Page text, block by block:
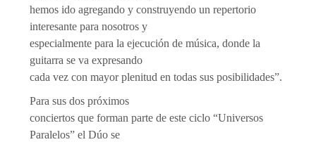
hemos ido agregando y construyendo un repertorio
interesante para nosotros y
especialmente para la ejecución de música, donde la
guitarra se va expresando
cada vez con mayor plenitud en todas sus posibilidades”.
Para sus dos próximos
conciertos que forman parte de este ciclo “Universos
Paralelos” el Dúo se